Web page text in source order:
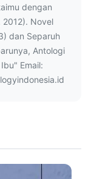
dengan
2012). Novel
dan Separuh
Antologi
Email: